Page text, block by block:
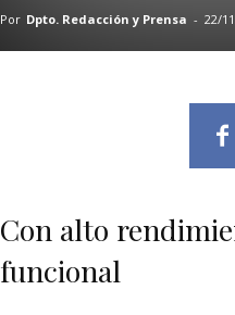
Por Dpto. Redacción y Prensa - 22/
Con alto
funcional